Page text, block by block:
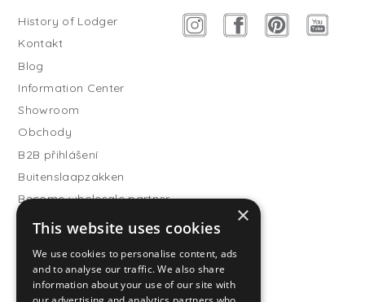
History of Lodger
Kontakt
Blog
Information Center
Showroom
Obchody
B2B přihlášení
Buitenslaapzakken
Become wholesale partner
Customer service
FAQ
Shipping
Vrácení
×
This website uses cookies
We use cookies to personalise content, ads
and to analyse our traffic. We also share
information about your use of our site with